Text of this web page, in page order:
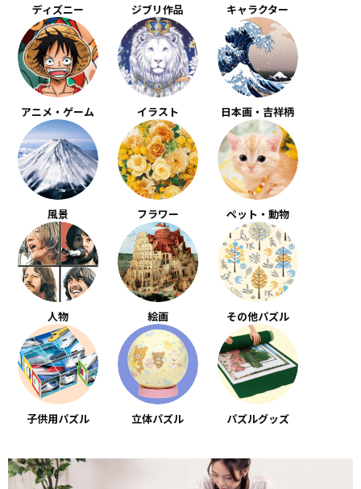
ディズニー ジブリ作品 キャラクター
アニメ・ゲーム イラスト 日本画・吉祥柄
風景 フラワー ペット・動物
人物 絵画 その他パズル
子供用パズル 立体パズル パズルグッズ